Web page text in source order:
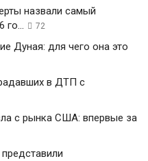
назвали самый
го...
72
Дуная: для чего она это
в ДТП с
с рынка США: впервые за